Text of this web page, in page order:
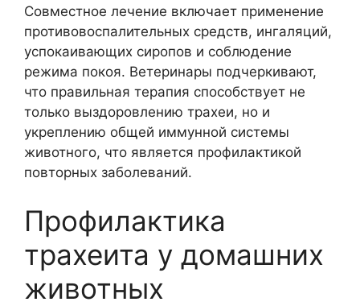
Совместное лечение включает применение
противовоспалительных средств, ингаляций,
успокаивающих сиропов и соблюдение
режима покоя. Ветеринары подчеркивают,
что правильная терапия способствует не
только выздоровлению трахеи, но и
укреплению общей иммунной системы
животного, что является профилактикой
повторных заболеваний.
Профилактика
трахеита у домашних
животных